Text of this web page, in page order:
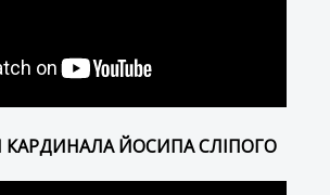
КАРДИНАЛА ЙОСИПА СЛІПОГО